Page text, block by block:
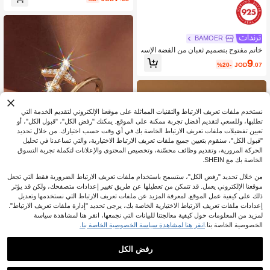
BAMOER
خاتم مفتوح بتصميم ثعبان من الفضة الإست
رليني عيار 925 من BAMOER، مرصع بز
ركونيا خضراء، قابل للتعديل، خاتم إصبع م
JOD9.07
%20-
خاتم سلسلة نجمة فضة إسترليني عيار 9
ء للارتداء اليومي أو كهدية
15
خاتم طائرة فضي عيار 925 بتصميم بسي
ط، مناسب للنساء والفتيات للارتداء اليوم
ي، هدية مجوهرات للحفلات الراقية
JOD6.26
%13-
نستخدم ملفات تعريف الارتباط والتقنيات المماثلة على موقعنا الإلكتروني لتقديم الخدمة التي
تطلبها، وللسعي لتقديم أفضل تجربة ممكنة على الموقع. يمكنك "رفض الكل"، "قبول الكل"، أو
تعيين تفضيلات ملفات تعريف الارتباط الخاصة بك في أي وقت حسب اختيارك. من خلال تحديد
"قبول الكل"، سنقوم بتعيين جميع ملفات تعريف الارتباط الاختيارية، والتي تساعدنا في تحليل
الحركة المرورية، وتقديم وظائف محسّنة، وتخصيص المحتوى والإعلانات لتكملة تجربة التسوق
الخاصة بك مع SHEIN.
من خلال تحديد "رفض الكل"، ستسمح باستخدام ملفات تعريف الارتباط الضرورية فقط التي تجعل
موقعنا الإلكتروني يعمل. قد تتمكن من تعطيلها عن طريق تغيير إعدادات متصفحك، ولكن قد يؤثر
ذلك على كيفية عمل الموقع. لمعرفة المزيد عن ملفات تعريف الارتباط التي نستخدمها وتعديل
إعدادات ملفات تعريف الارتباط الاختيارية الخاصة بك، يرجى تحديد "إدارة ملفات تعريف الارتباط".
لمزيد من المعلومات حول كيفية معالجتنا للبيانات التي نجمعها، انقر هنا لمشاهدة سياسة
الخصوصية الخاصة بنا. انقر هنا لمشاهدة سياسة الخصوصية الخاصة بنا.
رفض الكل